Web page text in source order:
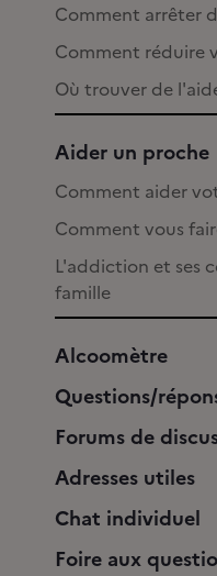
Comment arrêter
Comment réduire
Où trouver de
Aider un proche
Comment aider
Comment vous
L'addiction et ses
famille
Alcoomètre
Questions/
Forums de
Adresses utiles
Chat individuel
Foire aux